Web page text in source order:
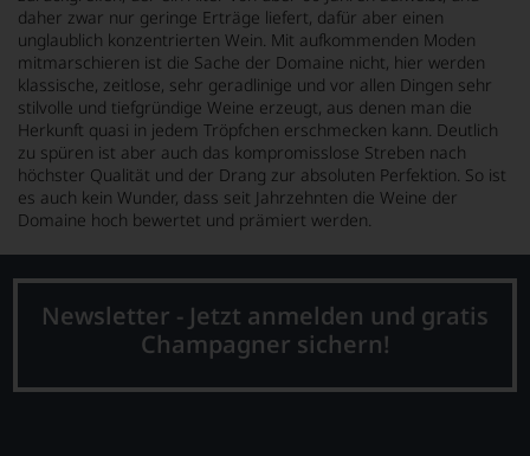
daher zwar nur geringe Erträge liefert, dafür aber einen
unglaublich konzentrierten Wein. Mit aufkommenden Moden
mitmarschieren ist die Sache der Domaine nicht, hier werden
klassische, zeitlose, sehr geradlinige und vor allen Dingen sehr
stilvolle und tiefgründige Weine erzeugt, aus denen man die
Herkunft quasi in jedem Tröpfchen erschmecken kann. Deutlich
zu spüren ist aber auch das kompromisslose Streben nach
höchster Qualität und der Drang zur absoluten Perfektion. So ist
es auch kein Wunder, dass seit Jahrzehnten die Weine der
Domaine hoch bewertet und prämiert werden.
Newsletter - Jetzt anmelden und gratis
Champagner sichern!